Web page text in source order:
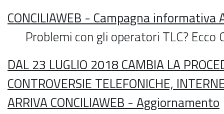
CONCILIAWEB - Campagna informativa
Problemi con gli operatori TLC? Ecco
DAL 23 LUGLIO 2018 CAMBIA LA
CONTROVERSIE TELEFONICHE,
ARRIVA CONCILIAWEB - Aggiornamento